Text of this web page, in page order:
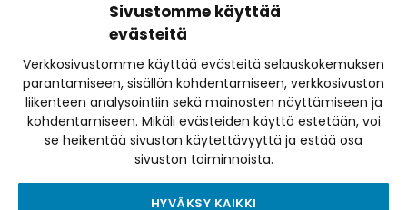
Sivustomme käyttää
evästeitä
Verkkosivustomme käyttää evästeitä selauskokemuksen
parantamiseen, sisällön kohdentamiseen, verkkosivuston
liikenteen analysointiin sekä mainosten näyttämiseen ja
kohdentamiseen. Mikäli evästeiden käyttö estetään, voi
se heikentää sivuston käytettävyyttä ja estää osa
sivuston toiminnoista.
HYVÄKSY KAIKKI
Valimotie 10
00380 Helsinki
toimisto@pyoraily.fi
+358 50 516 9590